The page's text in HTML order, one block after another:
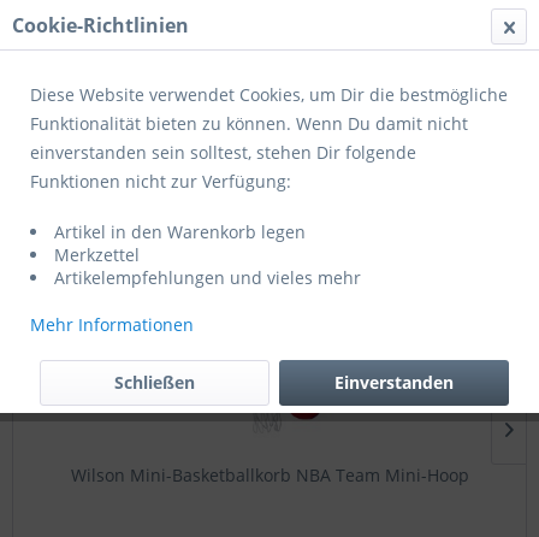
Menü
Basketballbackboards
Topseller
Wilson Mini-Basketballkorb NBA Team Mini-Hoop
Cookie-Richtlinien
Diese Website verwendet Cookies, um Dir die bestmögliche
Funktionalität bieten zu können. Wenn Du damit nicht
einverstanden sein solltest, stehen Dir folgende
Funktionen nicht zur Verfügung:
Artikel in den Warenkorb legen
Merkzettel
Artikelempfehlungen und vieles mehr
Mehr Informationen
Einverstanden
Schließen